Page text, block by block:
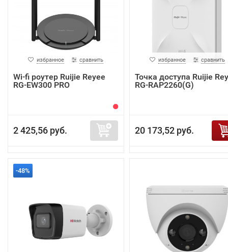
избранное сравнить
Wi-fi роутер Ruijie Reyee
RG-EW300 PRO
2 425,56 руб.
избранное сравнить
Точка доступа Ruijie
RG-RAP2260(G)
20 173,52 руб.
-48%